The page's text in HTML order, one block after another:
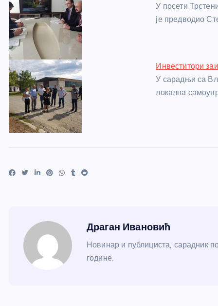
У посети
је предводио
Инвеститори
У сарадњи са
локална
Драган Ивановић
Новинар и публициста, сарадник
године.